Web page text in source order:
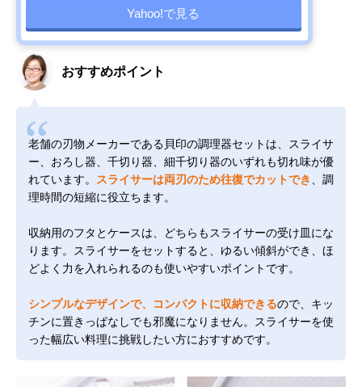
Yahoo!で見る
おすすめポイント
老舗の刃物メーカーである貝印の調理器セットは、スライサ
ー、おろし器、千切り器、細千切り器のいずれも切れ味が優
れています。
スライサーは両刃のため往復でカットでき
、調
理時間の短縮に役立ちます。
収納用のフタとケースは、どちらもスライサーの受け皿にな
ります。スライサーをセットすると、ゆるい傾斜ができ、ほ
どよく力を入れられるのも使いやすいポイントです。
シンプルなデザインで、コンパクトに収納できるので、キッ
チンに置きっぱなしでも邪魔になりません。スライサーを使
った幅広い料理に挑戦したい方におすすめです。